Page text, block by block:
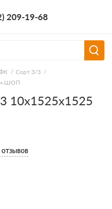
209-19-68
Сорт 3/3
ШОП
10х1525х1525
отзывов